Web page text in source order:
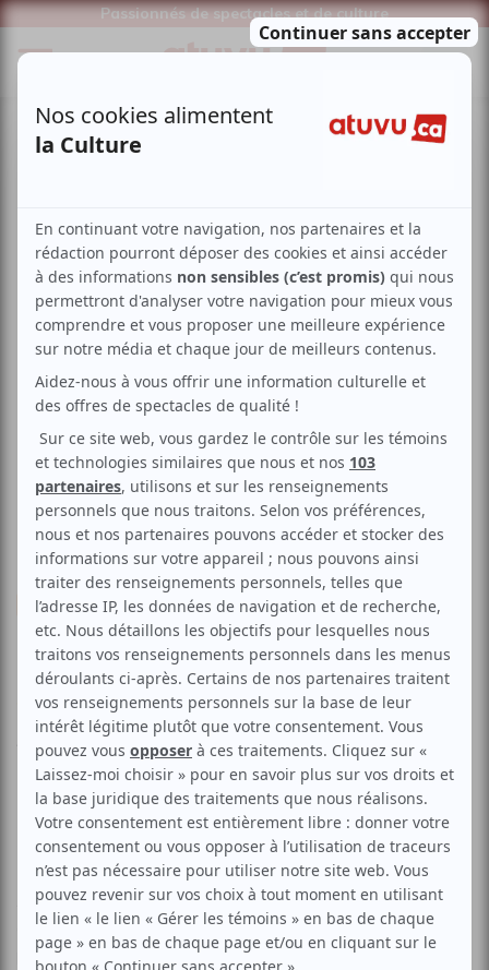
Passionnés de spectacles et de culture
Improvisation Théâtrale Humour Générale
LNI | Camp de recrutement
Voir les avis -->
Aucune offre promotionnelle
disponible
Soyez les premiers avisés dès qu'il y aura une offre promo
pour LNI | Camp de recrutement: INSCRIVEZ-VOUS
Assistez au camp de recrutement de la LNI, présenté
devant public! Assistez au camp de recrutement de la LNI,
présenté devant public, et soyez un témoin privilégié des